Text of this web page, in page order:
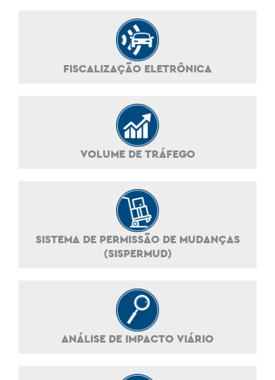
FISCALIZAÇÃO ELETRÔNICA
VOLUME DE TRÁFEGO
SISTEMA DE PERMISSÃO DE MUDANÇAS
(SISPERMUD)
ANÁLISE DE IMPACTO VIÁRIO